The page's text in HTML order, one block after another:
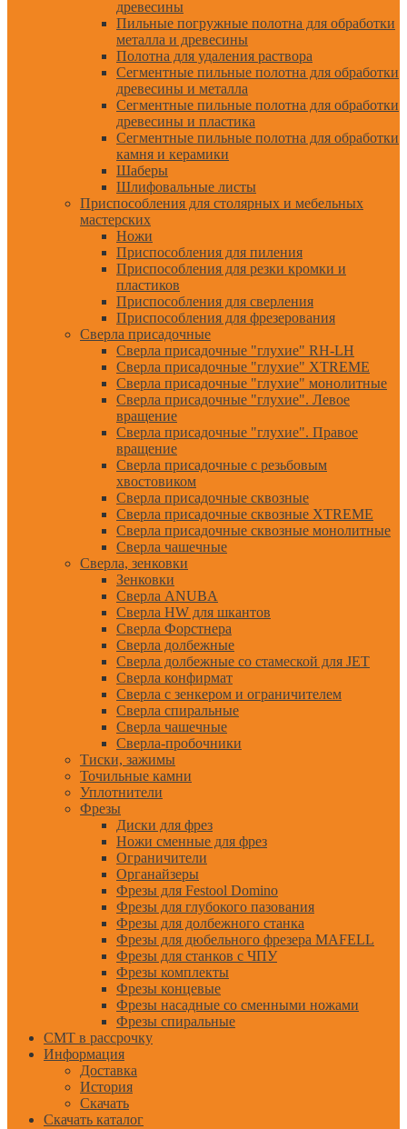
древесины
Пильные погружные полотна для обработки
металла и древесины
Полотна для удаления раствора
Сегментные пильные полотна для обработки
древесины и металла
Сегментные пильные полотна для обработки
древесины и пластика
Сегментные пильные полотна для обработки
камня и керамики
Шаберы
Шлифовальные листы
Приспособления для столярных и мебельных
мастерских
Ножи
Приспособления для пиления
Приспособления для резки кромки и
пластиков
Приспособления для сверления
Приспособления для фрезерования
Сверла присадочные
Сверла присадочные "глухие" RH-LH
Сверла присадочные "глухие" XTREME
Сверла присадочные "глухие" монолитные
Сверла присадочные "глухие". Левое
вращение
Сверла присадочные "глухие". Правое
вращение
Сверла присадочные с резьбовым
хвостовиком
Сверла присадочные сквозные
Сверла присадочные сквозные XTREME
Сверла присадочные сквозные монолитные
Сверла чашечные
Сверла, зенковки
Зенковки
Сверла ANUBA
Сверла HW для шкантов
Сверла Форстнера
Сверла долбежные
Сверла долбежные со стамеской для JET
Сверла конфирмат
Сверла с зенкером и ограничителем
Сверла спиральные
Сверла чашечные
Сверла-пробочники
Тиски, зажимы
Точильные камни
Уплотнители
Фрезы
Диски для фрез
Ножи сменные для фрез
Ограничители
Органайзеры
Фрезы для Festool Domino
Фрезы для глубокого пазования
Фрезы для долбежного станка
Фрезы для дюбельного фрезера MAFELL
Фрезы для станков с ЧПУ
Фрезы комплекты
Фрезы концевые
Фрезы насадные со сменными ножами
Фрезы спиральные
CMT в рассрочку
Информация
Доставка
История
Скачать
Скачать каталог